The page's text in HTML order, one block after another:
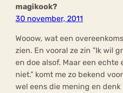
magikook?
30 november, 2011
Wooow, wat een
zien. En vooral ze zin ”Ik wil
en doe alsof. Maar een echte
niet.” komt me zo bekend
wel eens die mening en